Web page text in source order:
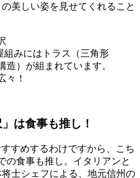
美しい姿を見せてくれること
みにはトラス（三角形
造）が組まれています。
々！
は食事も推し！
すめするわけですから、こち
の食事も推し。イタリアンと
士シェフによる、地元信州の